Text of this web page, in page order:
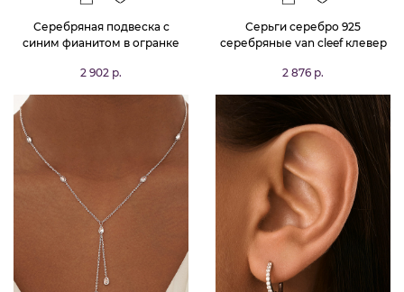
Серебряная подвеска с
синим фианитом в огранке
2 902 р.
Серьги серебро 925
серебряные van cleef клевер
2 876 р.